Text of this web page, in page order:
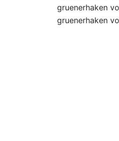
gruenerhaken
gruenerhaken